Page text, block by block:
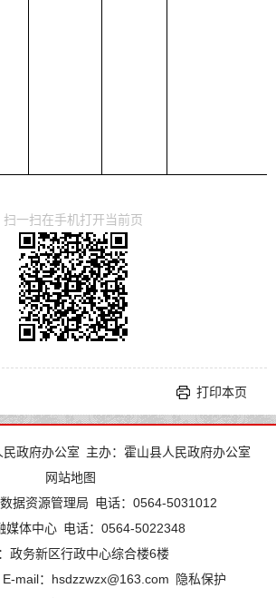
扫一扫在手机打开当前页
打印本页
政府办公室 主办：霍山县人民政府办公室
网站地图
据资源管理局 电话：0564-5031012
媒体中心 电话：0564-5022348
政务新区行政中心综合楼6楼
E-mail：hsdzzwzx@163.com
隐私保护